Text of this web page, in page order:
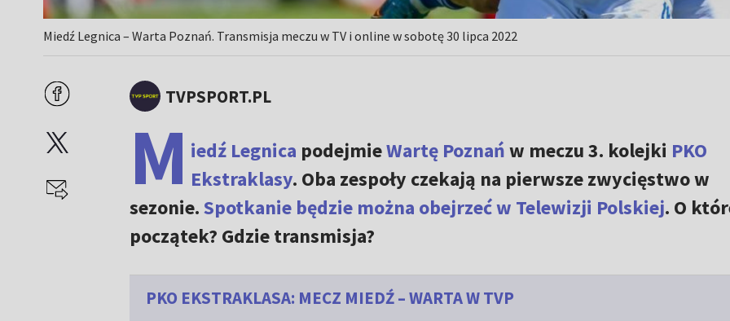
Miedź Legnica – Warta Poznań. Transmisja meczu w TV i online w sobotę 30 lipca 2022
TVPSPORT.PL
M iedź Legnica podejmieWartę Poznańw meczu 3. kolejki PKO
Ekstraklasy. Oba zespoły czekają na pierwsze zwycięstwo w
sezonie.Spotkanie będzie można obejrzeć w Telewizji Polskiej. O
początek? Gdzie transmisja?
PKO EKSTRAKLASA: MECZ MIEDŹ – WARTA W TVP